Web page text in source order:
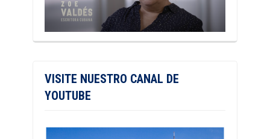
VISITE NUESTRO CANAL DE
YOUTUBE